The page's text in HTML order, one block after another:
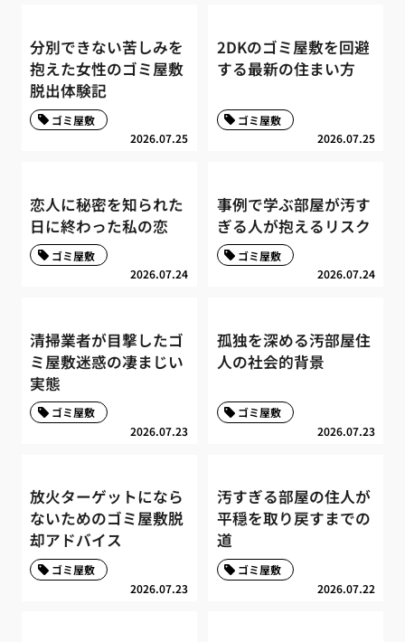
分別できない苦しみを
抱えた女性のゴミ屋敷
脱出体験記
2026.07.25
ゴミ屋敷
2DKのゴミ屋敷を回避
する最新の住まい方
2026.07.25
ゴミ屋敷
恋人に秘密を知られた
日に終わった私の恋
2026.07.24
ゴミ屋敷
事例で学ぶ部屋が汚す
ぎる人が抱えるリスク
2026.07.24
ゴミ屋敷
清掃業者が目撃したゴ
ミ屋敷迷惑の凄まじい
実態
2026.07.23
ゴミ屋敷
孤独を深める汚部屋住
人の社会的背景
2026.07.23
ゴミ屋敷
放火ターゲットになら
ないためのゴミ屋敷脱
却アドバイス
2026.07.23
ゴミ屋敷
汚すぎる部屋の住人が
平穏を取り戻すまでの
道
2026.07.22
ゴミ屋敷